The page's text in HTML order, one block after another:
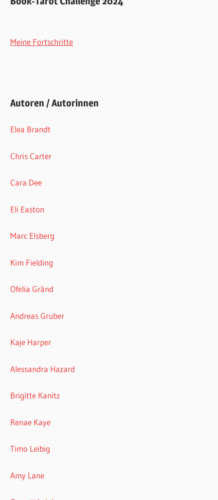
Meine Fortschritte
Autoren / Autorinnen
Elea Brandt
Chris Carter
Cara Dee
Eli Easton
Marc Elsberg
Kim Fielding
Ofelia Gränd
Andreas Gruber
Kaje Harper
Alessandra Hazard
Brigitte Kanitz
Renae Kaye
Timo Leibig
Amy Lane